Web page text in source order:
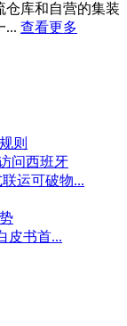
仓库和自营的集装
... 查看更多
则
问西班牙
运可破物...
皮书首...